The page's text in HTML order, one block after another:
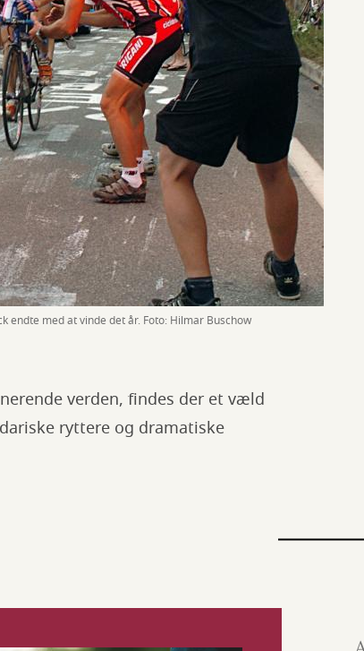
endte med at vinde det år. Foto: Hilmar Buschow
verden, findes der et væld
ryttere og dramatiske